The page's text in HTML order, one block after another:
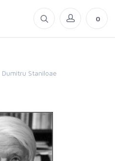
0
Dumitru Staniloae